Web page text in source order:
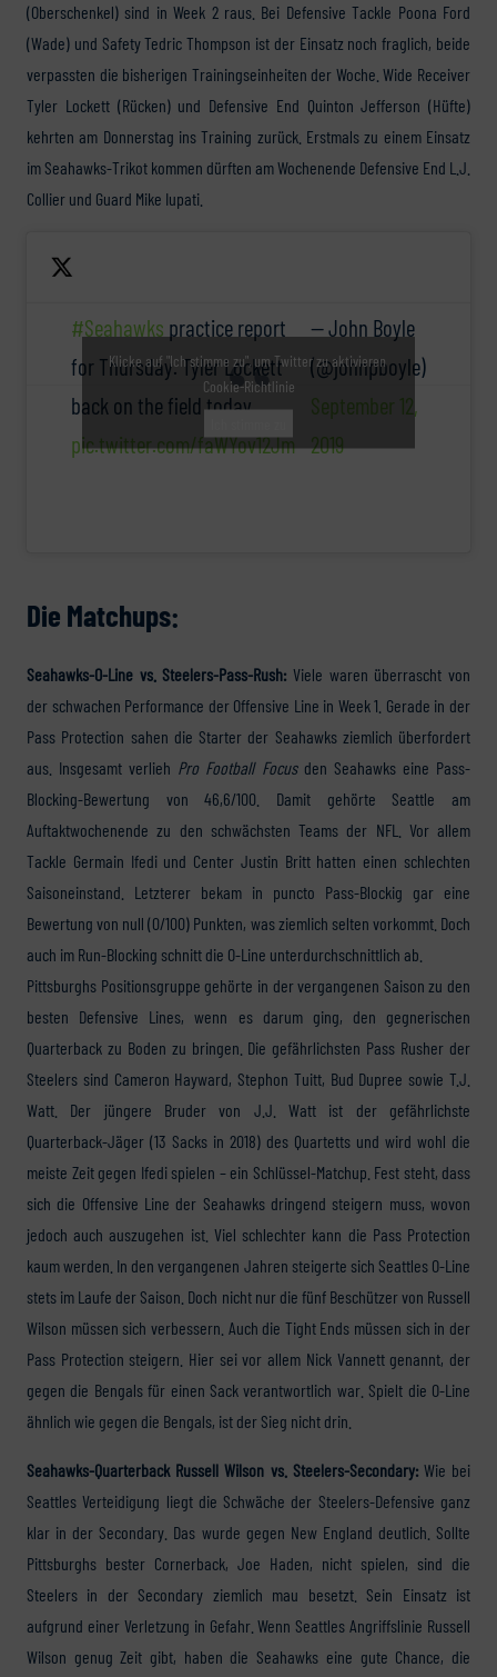
(Oberschenkel) sind in Week 2 raus. Bei Defensive Tackle Poona Ford
(Wade) und Safety Tedric Thompson ist der Einsatz noch fraglich, beide
verpassten die bisherigen Trainingseinheiten der Woche. Wide Receiver
Tyler Lockett (Rücken) und Defensive End Quinton Jefferson (Hüfte)
kehrten am Donnerstag ins Training zurück. Erstmals zu einem Einsatz
im Seahawks-Trikot kommen dürften am Wochenende Defensive End L.J.
Collier und Guard Mike Iupati.
#Seahawks practice report
for Thursday. Tyler Lockett
back on the field today.
pic.twitter.com/faWYov12Jm
— John Boyle
(@johnpboyle)
September 12,
2019
Klicke auf "Ich stimme zu", um Twitter zu aktivieren
Cookie-Richtlinie
Die Matchups:
Seahawks-O-Line vs. Steelers-Pass-Rush: Viele waren überrascht von
der schwachen Performance der Offensive Line in Week 1. Gerade in der
Pass Protection sahen die Starter der Seahawks ziemlich überfordert
aus. Insgesamt verlieh Pro Football Focusden Seahawks eine Pass-
Blocking-Bewertung von 46,6/100. Damit gehörte Seattle am
Auftaktwochenende zu den schwächsten Teams der NFL. Vor allem
Tackle Germain Ifedi und Center Justin Britt hatten einen schlechten
Saisoneinstand. Letzterer bekam in puncto Pass-Blockig gar eine
Bewertung von null (0/100) Punkten, was ziemlich selten vorkommt. Doch
auch im Run-Blocking schnitt die O-Line unterdurchschnittlich ab.
Pittsburghs Positionsgruppe gehörte in der vergangenen Saison zu den
besten Defensive Lines, wenn es darum ging, den gegnerischen
Quarterback zu Boden zu bringen. Die gefährlichsten Pass Rusher der
Steelers sind Cameron Hayward, Stephon Tuitt, Bud Dupree sowie T.J.
Watt. Der jüngere Bruder von J.J. Watt ist der gefährlichste
Quarterback-Jäger (13 Sacks in 2018) des Quartetts und wird wohl die
meiste Zeit gegen Ifedi spielen – ein Schlüssel-Matchup. Fest steht, dass
sich die Offensive Line der Seahawks dringend steigern muss, wovon
jedoch auch auszugehen ist. Viel schlechter kann die Pass Protection
kaum werden. In den vergangenen Jahren steigerte sich Seattles O-Line
stets im Laufe der Saison. Doch nicht nur die fünf Beschützer von Russell
Wilson müssen sich verbessern. Auch die Tight Ends müssen sich in der
Pass Protection steigern. Hier sei vor allem Nick Vannett genannt, der
gegen die Bengals für einen Sack verantwortlich war. Spielt die O-Line
ähnlich wie gegen die Bengals, ist der Sieg nicht drin.
Seahawks-Quarterback Russell Wilson vs. Steelers-Secondary: Wie bei
Seattles Verteidigung liegt die Schwäche der Steelers-Defensive ganz
klar in der Secondary. Das wurde gegen New England deutlich. Sollte
Pittsburghs bester Cornerback, Joe Haden, nicht spielen, sind die
Steelers in der Secondary ziemlich mau besetzt. Sein Einsatz ist
aufgrund einer Verletzung in Gefahr. Wenn Seattles Angriffslinie Russell
Wilson genug Zeit gibt, haben die Seahawks eine gute Chance, die